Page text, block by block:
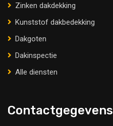
Zinken dakdekking
Kunststof dakbedekking
Dakgoten
Dakinspectie
Alle diensten
Contactgegevens